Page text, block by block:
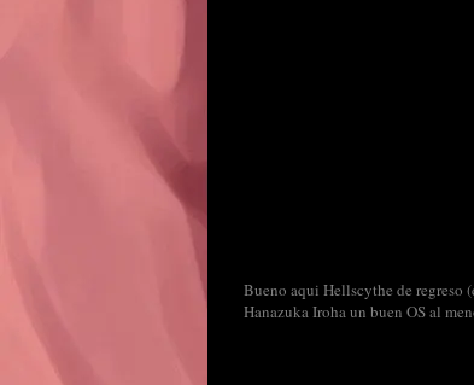
Bueno aqui Hellscythe de regreso
Hanazuka Iroha un buen OS al